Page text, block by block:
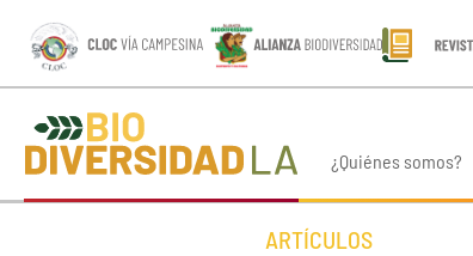
¿Quiénes somos?
ARTÍCULOS